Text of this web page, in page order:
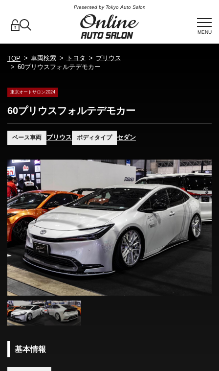
Presented by Tokyo Auto Salon
MENU
TOP 車両検索 トヨタ
プリウス
60プリウスフォルテデモカー
東京オートサロン2024
60プリウスフォルテデモカー
ベース車両 プリウス ボディタイプ セダン
基本情報